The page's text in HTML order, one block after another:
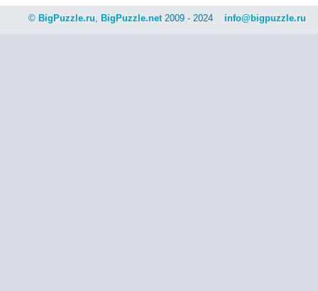
© BigPuzzle.ru, BigPuzzle.net2009 - 2024 info@bigpuzzle.ru